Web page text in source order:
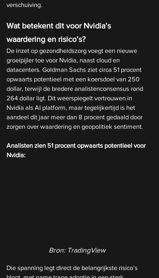
verschuiving.
Wat betekent dit voor Nvidia’s
waardering en risico’s?
De inzet op gezondheidszorg voegt een nieuwe
groeipijler toe voor Nvidia, naast cloud en
datacenters. Goldman Sachs ziet circa 51 procent
opwaarts potentieel met een koersdoel van 250
dollar, terwijl de bredere analistenconsensus rond
264 dollar ligt. Dit weerspiegelt vertrouwen in
Nvidia als AI platform, maar tegelijkertijd is het
aandeel dit jaar meer dan 8 procent gedaald door
zorgen over waardering en geopolitiek sentiment.
Analisten zien 51 procent opwaarts potentieel voor
Nvidia:
Bron: TradingView
Die spanning legt direct de belangrijkste risico’s